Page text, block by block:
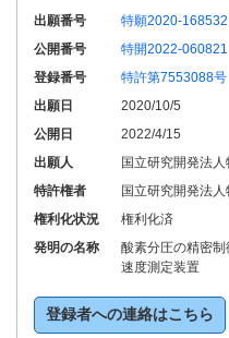
出願番号
特願2020-168532
公開番号
特開2022-060821
登録番号
特許第7553088号
出願日
2020/10/5
公開日
2022/4/15
出願人
国立研究開発法
特許権者
国立研究開発法
権利化状況
権利化済
発明の名称
酸素分圧の精密
速度測定装置
登録者への連絡はこちら